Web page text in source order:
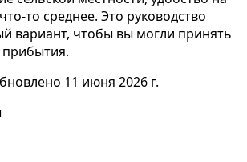
то среднее. Это руководство
вариант, чтобы вы могли принять
11 июня 2026 г.